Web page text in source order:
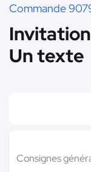
Commande
Un texte
Consignes